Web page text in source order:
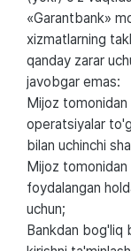
«Garantbank»
xizmatlarning
qanday zarar
javobgar emas:
Mijoz tomonidan
operatsiyalar
bilan uchinchi
Mijoz tomonidan
foydalangan
uchun;
Bankdan bog'liq